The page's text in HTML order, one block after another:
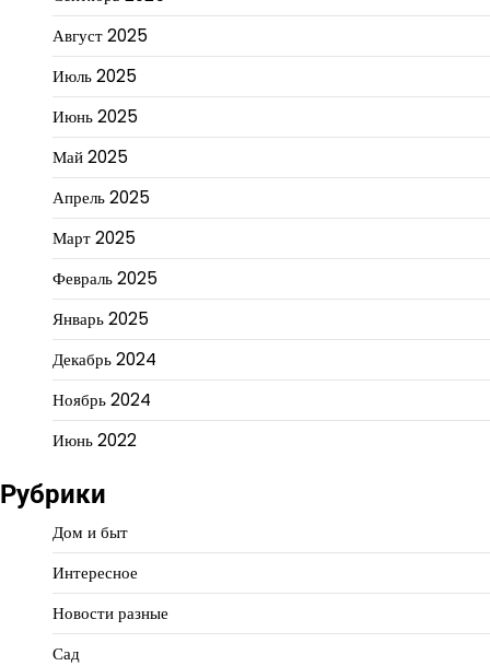
Август 2025
Июль 2025
Июнь 2025
Май 2025
Апрель 2025
Март 2025
Февраль 2025
Январь 2025
Декабрь 2024
Ноябрь 2024
Июнь 2022
Рубрики
Дом и быт
Интересное
Новости разные
Сад